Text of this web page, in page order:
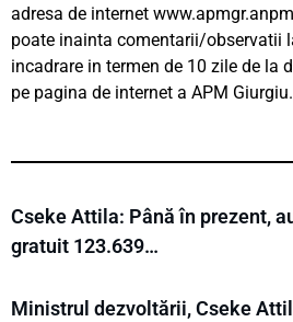
adresa de internet
poate inainta comentarii/observatii
incadrare in termen de 10 zile de la
pe pagina de internet a APM Giurgiu.
Cseke Attila: Până în prezent,
gratuit 123.639…
Ministrul dezvoltării, Cseke